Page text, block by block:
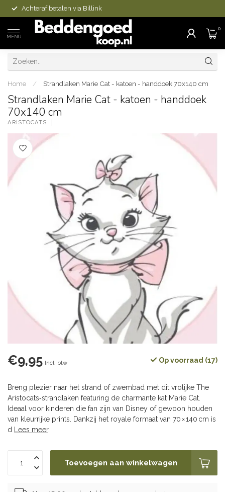
Achteraf betalen via Billink
MENU
0
Home / Strandlaken Marie Cat - katoen - handdoek 70x140 cm
Strandlaken Marie Cat - katoen - handdoek
70x140 cm
ARISTOCATS
€9,95 Incl. btw Op voorraad (17)
Breng plezier naar het strand of zwembad met dit vrolijke The
Aristocats‑strandlaken featuring de charmante kat Marie Cat.
Ideaal voor kinderen die fan zijn van Disney of gewoon houden
van kleurrijke prints. Dankzij het royale formaat van 70 × 140 cm is
d
Lees meer.
Toevoegen aan winkelwagen